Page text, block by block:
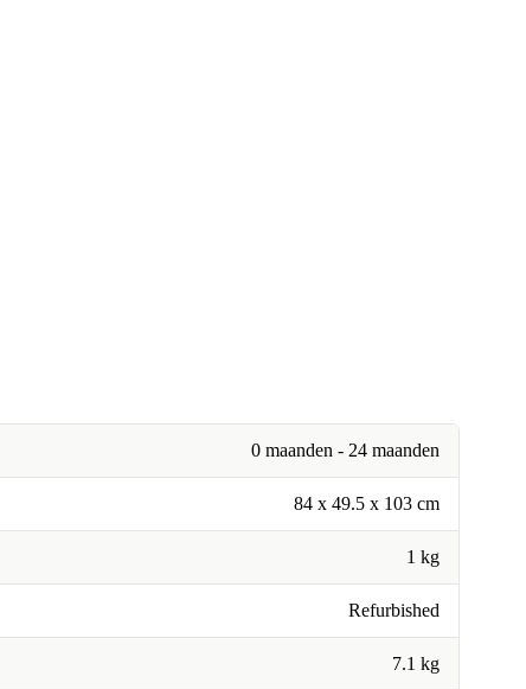
0 maanden - 24 maanden
84 x 49.5 x 103 cm
1 kg
Refurbished
7.1 kg